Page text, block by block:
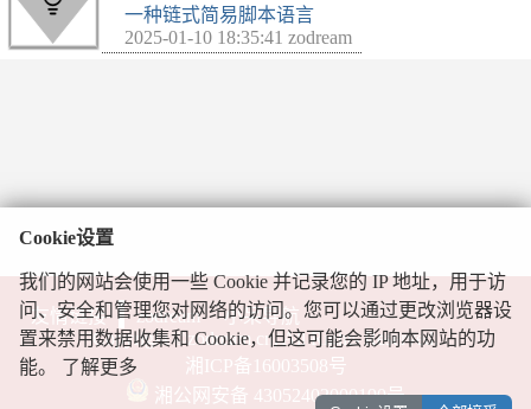
一种链式简易脚本语言
2025-01-10 18:35:41 zodream
友情链接 zodream
小呆导航
Copyright ©zodream.cn, All Rights Reserved.
湘ICP备16003508号
湘公网安备 43052402000190号
Cookie设置
我们的网站会使用一些 Cookie 并记录您的 IP 地址，用于访
问、安全和管理您对网络的访问。您可以通过更改浏览器设
置来禁用数据收集和 Cookie，但这可能会影响本网站的功
能。 了解更多